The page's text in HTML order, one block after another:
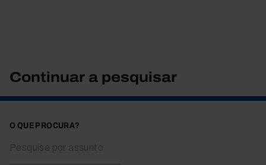
Continuar a pesquisar
O QUE PROCURA?